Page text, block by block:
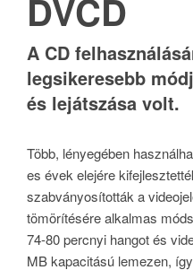
DVCD
A CD
legsikeresebb
és lejátszása volt.
Több, lényegében
es évek elejére
szabványosították a
tömörítésére alkalmas
74-80 percnyi hangot és
MB kapacitású lemezen,